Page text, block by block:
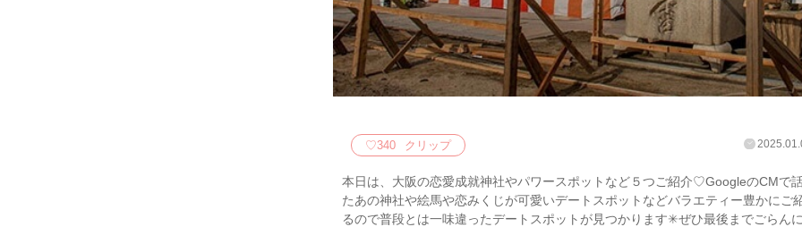
♡340 クリップ
本日は、大阪の恋愛成就神社やパワースポットなど５つご紹介♡GoogleのCMで
たあの神社や絵馬や恋みくじが可愛いデートスポットなどバラエティー豊かにご
るので普段とは一味違ったデートスポットが見つかります✳︎ぜひ最後までごらん